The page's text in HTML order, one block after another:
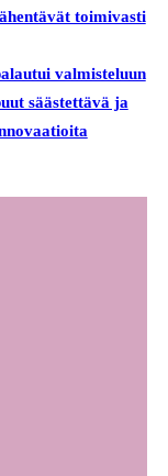
toimivasti
valmisteluun
säästettävä ja